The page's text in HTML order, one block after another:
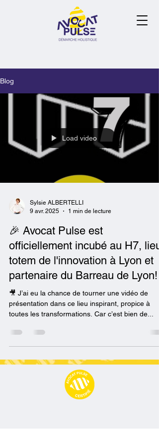
Blog
Load video
Sylsie ALBERTELLI
9 avr. 2025
1 min de lecture
🎉 Avocat Pulse est
officiellement incubé au H7, lieu
totem de l'innovation à Lyon et
partenaire du Barreau de Lyon!
🎥 J’ai eu la chance de tourner une vidéo de
présentation dans ce lieu inspirant, propice à
toutes les transformations. Car c’est bien de...